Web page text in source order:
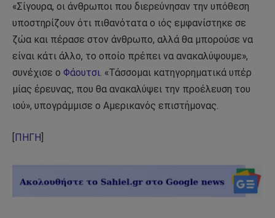
«Σίγουρα, οι άνθρωποι που διερεύνησαν την υπόθεση
υποστηρίζουν ότι πιθανότατα ο ιός εμφανίστηκε σε
ζώα και πέρασε στον άνθρωπο, αλλά θα μπορούσε να
είναι κάτι άλλο, το οποίο πρέπει να ανακαλύψουμε»,
συνέχισε ο Φάουτσι. «Τάσσομαι κατηγορηματικά υπέρ
μίας έρευνας, που θα ανακαλύψει την προέλευση του
ιού», υπογράμμισε ο Αμερικανός επιστήμονας.
ΠΗΓΗ